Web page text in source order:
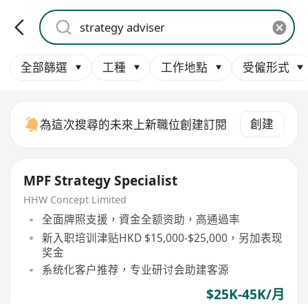
全部篩選 工種 工作地點 受僱形式
為這次搜尋的未來上新職位創建訂閱 創建
MPF Strategy Specialist
HHW Concept Limited
全面牌照支援，資金全额资助，高通過率
新入职培训津贴HKD $15,000-$25,000，另加表现
奖金
系统化客户推荐，专业研讨会助建客源
$25K-45K/月